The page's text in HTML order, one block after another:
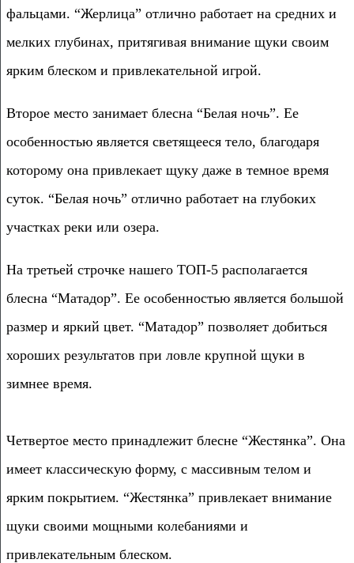
фальцами. “Жерлица” отлично работает на средних и
мелких глубинах, притягивая внимание щуки своим
ярким блеском и привлекательной игрой.
Второе место занимает блесна “Белая ночь”. Ее
особенностью является светящееся тело, благодаря
которому она привлекает щуку даже в темное время
суток. “Белая ночь” отлично работает на глубоких
участках реки или озера.
На третьей строчке нашего ТОП-5 располагается
блесна “Матадор”. Ее особенностью является большой
размер и яркий цвет. “Матадор” позволяет добиться
хороших результатов при ловле крупной щуки в
зимнее время.
Четвертое место принадлежит блесне “Жестянка”. Она
имеет классическую форму, с массивным телом и
ярким покрытием. “Жестянка” привлекает внимание
щуки своими мощными колебаниями и
привлекательным блеском.